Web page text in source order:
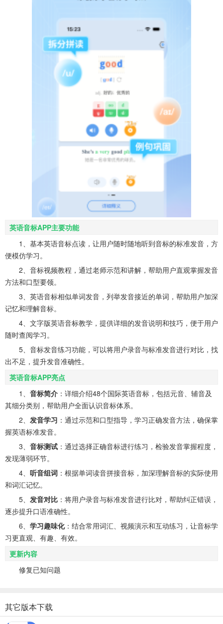
英语音标APP主要功能
1、基本英语音标点读，让用户随时随地听到音标的标准发音，方
便模仿学习。
2、音标视频教程，通过老师示范和讲解，帮助用户直观掌握发音
方法和口型要领。
3、英语音标相似单词发音，列举发音接近的单词，帮助用户加深
记忆和理解音标。
4、文字版英语音标教学，提供详细的发音说明和技巧，便于用户
随时查阅学习。
5、音标发音练习功能，可以将用户录音与标准发音进行对比，找
出不足，提升发音准确性。
英语音标APP亮点
1、 音标简介 ：详细介绍48个国际英语音标，包括元音、辅音及
其细分类别，帮助用户全面认识音标体系。
2、 发音学习 ：通过示范和口型指导，学习正确发音方法，确保掌
握英语标准发音。
3、 音标测试 ：通过选择正确音标进行练习，检验发音掌握程度，
发现薄弱环节。
4、 听音组词 ：根据单词读音拼接音标，加深理解音标的实际使用
和词汇记忆。
5、 发音对比 ：将用户录音与标准发音进行比对，帮助纠正错误，
逐步提升口语准确性。
6、 学习趣味化：结合常用词汇、视频演示和互动练习，让音标学
习更直观、有趣、有效。
更新内容
修复已知问题
其它版本下载